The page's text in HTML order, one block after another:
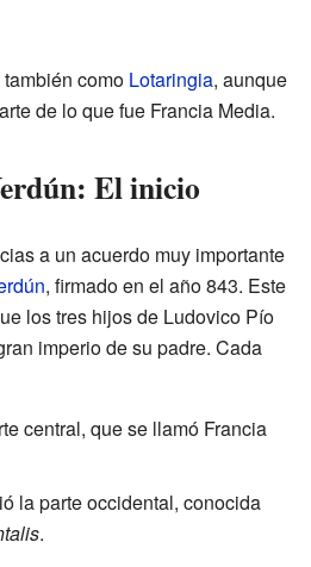
como Lotaringia, aunque
de lo que fue Francia Media.
El inicio
a un acuerdo muy importante
, firmado en el año 843. Este
los tres hijos de Ludovico Pío
imperio de su padre. Cada
central, que se llamó Francia
la parte occidental, conocida
.